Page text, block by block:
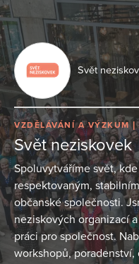
Svět
VZDĚLÁVÁNÍ A VÝZKUM
Svět neziskovek
Spoluvytváříme svět,
respektovaným,
občanské společnosti.
neziskových organizací
práci pro společnost.
workshopů,